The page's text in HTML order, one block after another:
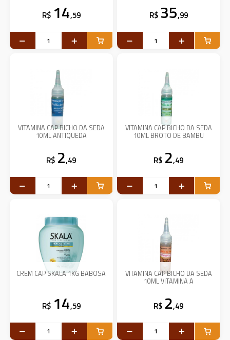
R$ 14,59 R$ 35,99
VITAMINA CAP BICHO DA SEDA
10ML ANTIQUEDA
R$ 2,49
VITAMINA CAP BICHO DA SEDA
10ML BROTO DE BAMBU
R$ 2,49
CREM CAP SKALA 1KG BABOSA
R$ 14,59
VITAMINA CAP BICHO DA SEDA
10ML VITAMINA A
R$ 2,49